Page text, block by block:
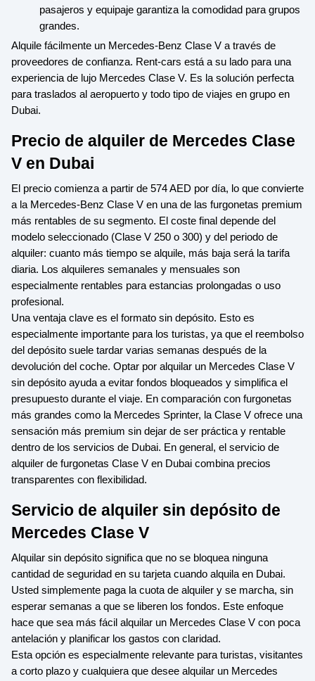
pasajeros y equipaje garantiza la comodidad para grupos
grandes.
Alquile fácilmente un Mercedes-Benz Clase V a través de
proveedores de confianza. Rent-cars está a su lado para una
experiencia de lujo Mercedes Clase V. Es la solución perfecta
para traslados al aeropuerto y todo tipo de viajes en grupo en
Dubai.
Precio de alquiler de Mercedes Clase
V en Dubai
El precio comienza a partir de 574 AED por día, lo que convierte
a la Mercedes-Benz Clase V en una de las furgonetas premium
más rentables de su segmento. El coste final depende del
modelo seleccionado (Clase V 250 o 300) y del periodo de
alquiler: cuanto más tiempo se alquile, más baja será la tarifa
diaria. Los alquileres semanales y mensuales son
especialmente rentables para estancias prolongadas o uso
profesional.
Una ventaja clave es el formato sin depósito. Esto es
especialmente importante para los turistas, ya que el reembolso
del depósito suele tardar varias semanas después de la
devolución del coche. Optar por alquilar un Mercedes Clase V
sin depósito ayuda a evitar fondos bloqueados y simplifica el
presupuesto durante el viaje. En comparación con furgonetas
más grandes como la Mercedes Sprinter, la Clase V ofrece una
sensación más premium sin dejar de ser práctica y rentable
dentro de los servicios de Dubai. En general, el servicio de
alquiler de furgonetas Clase V en Dubai combina precios
transparentes con flexibilidad.
Servicio de alquiler sin depósito de
Mercedes Clase V
Alquilar sin depósito significa que no se bloquea ninguna
cantidad de seguridad en su tarjeta cuando alquila en Dubai.
Usted simplemente paga la cuota de alquiler y se marcha, sin
esperar semanas a que se liberen los fondos. Este enfoque
hace que sea más fácil alquilar un Mercedes Clase V con poca
antelación y planificar los gastos con claridad.
Esta opción es especialmente relevante para turistas, visitantes
a corto plazo y cualquiera que desee alquilar un Mercedes